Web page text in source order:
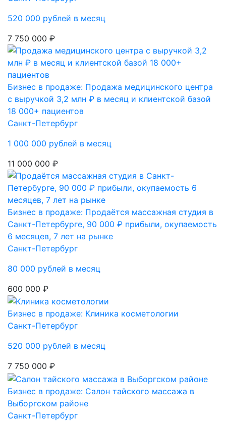
520 000 рублей в месяц
7 750 000 ₽
Бизнес в продаже: Продажа медицинского центра
с выручкой 3,2 млн ₽ в месяц и клиентской базой
18 000+ пациентов
Санкт-Петербург
1 000 000 рублей в месяц
11 000 000 ₽
Бизнес в продаже: Продаётся массажная студия в
Санкт-Петербурге, 90 000 ₽ прибыли, окупаемость
6 месяцев, 7 лет на рынке
Санкт-Петербург
80 000 рублей в месяц
600 000 ₽
Бизнес в продаже: Клиника косметологии
Санкт-Петербург
520 000 рублей в месяц
7 750 000 ₽
Бизнес в продаже: Салон тайского массажа в
Выборгском районе
Санкт-Петербург